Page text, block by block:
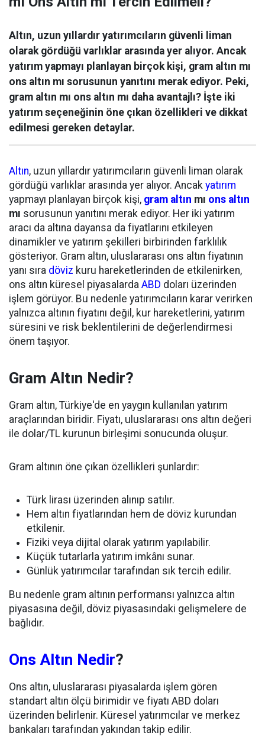
Altın, uzun yıllardır yatırımcıların güvenli liman
olarak gördüğü varlıklar arasında yer alıyor. Ancak
yatırım yapmayı planlayan birçok kişi, gram altın mı
ons altın mı sorusunun yanıtını merak ediyor. Peki,
gram altın mı ons altın mı daha avantajlı? İşte iki
yatırım seçeneğinin öne çıkan özellikleri ve dikkat
edilmesi gereken detaylar.
Altın, uzun yıllardır yatırımcıların güvenli liman olarak
gördüğü varlıklar arasında yer alıyor. Ancak yatırım
yapmayı planlayan birçok kişi, gram altın mı ons altın
mı sorusunun yanıtını merak ediyor. Her iki yatırım
aracı da altına dayansa da fiyatlarını etkileyen
dinamikler ve yatırım şekilleri birbirinden farklılık
gösteriyor. Gram altın, uluslararası ons altın fiyatının
yanı sıra döviz kuru hareketlerinden de etkilenirken,
ons altın küresel piyasalarda ABD doları üzerinden
işlem görüyor. Bu nedenle yatırımcıların karar verirken
yalnızca altının fiyatını değil, kur hareketlerini, yatırım
süresini ve risk beklentilerini de değerlendirmesi
önem taşıyor.
Gram Altın Nedir?
Gram altın, Türkiye'de en yaygın kullanılan yatırım
araçlarından biridir. Fiyatı, uluslararası ons altın değeri
ile dolar/TL kurunun birleşimi sonucunda oluşur.
Gram altının öne çıkan özellikleri şunlardır:
Türk lirası üzerinden alınıp satılır.
Hem altın fiyatlarından hem de döviz kurundan
etkilenir.
Fiziki veya dijital olarak yatırım yapılabilir.
Küçük tutarlarla yatırım imkânı sunar.
Günlük yatırımcılar tarafından sık tercih edilir.
Bu nedenle gram altının performansı yalnızca altın
piyasasına değil, döviz piyasasındaki gelişmelere de
bağlıdır.
Ons Altın Nedir?
Ons altın, uluslararası piyasalarda işlem gören
standart altın ölçü birimidir ve fiyatı ABD doları
üzerinden belirlenir. Küresel yatırımcılar ve merkez
bankaları tarafından yakından takip edilir.